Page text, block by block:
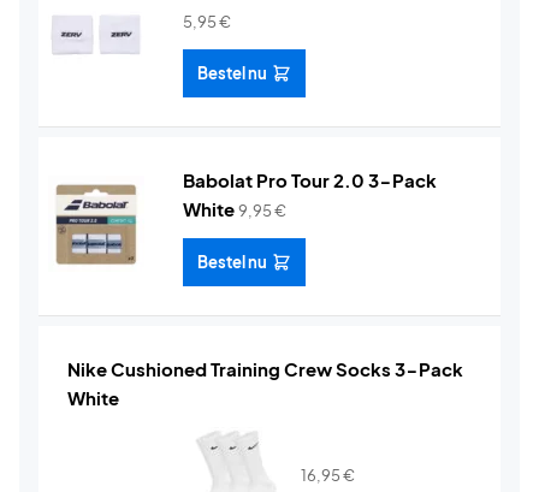
5,95€
Bestel nu
Babolat Pro Tour 2.0 3-Pack
White9,95€
Bestel nu
Nike Cushioned Training Crew Socks 3-Pack
White
16,95€